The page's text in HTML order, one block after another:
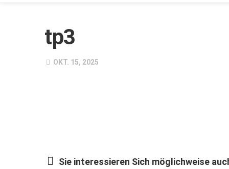
tp3
OKT. 15, 2025
Sie interessieren Sich möglichweise